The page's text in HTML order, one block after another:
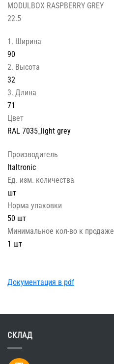
MODULBOX RASPBERRY GREY
22.5
1. Ширина
90
2. Высота
32
3. Длина
71
Цвет
RAL 7035_light grey
Производитель
Italtronic
Ед. изм. количества
шт
Норма упаковки
50 шт
Минимальное кол-во к продаже
1 шт
Документация в pdf
СКЛАД